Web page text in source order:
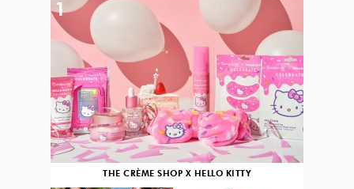
THE CRÈME SHOP X HELLO KITTY
1